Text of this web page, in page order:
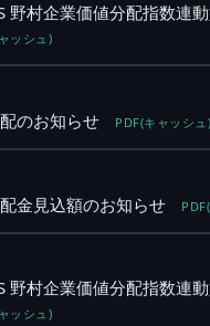
野村企業価値分配指数連
ッシュ)
のお知らせ PDF(キャッシュ)
金見込額のお知らせ
野村企業価値分配指数連
ッシュ)